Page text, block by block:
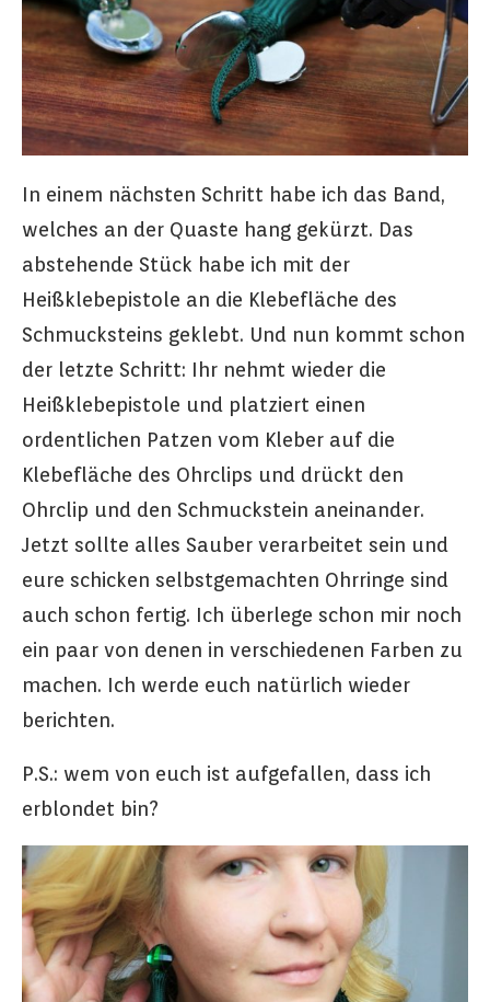
In einem nächsten Schritt habe ich das Band,
welches an der Quaste hang gekürzt. Das
abstehende Stück habe ich mit der
Heißklebepistole an die Klebefläche des
Schmucksteins geklebt. Und nun kommt schon
der letzte Schritt: Ihr nehmt wieder die
Heißklebepistole und platziert einen
ordentlichen Patzen vom Kleber auf die
Klebefläche des Ohrclips und drückt den
Ohrclip und den Schmuckstein aneinander.
Jetzt sollte alles Sauber verarbeitet sein und
eure schicken selbstgemachten Ohrringe sind
auch schon fertig. Ich überlege schon mir noch
ein paar von denen in verschiedenen Farben zu
machen. Ich werde euch natürlich wieder
berichten.
P.S.: wem von euch ist aufgefallen, dass ich
erblondet bin?